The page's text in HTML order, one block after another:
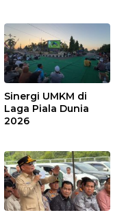
Sinergi UMKM di
Laga Piala Dunia
2026